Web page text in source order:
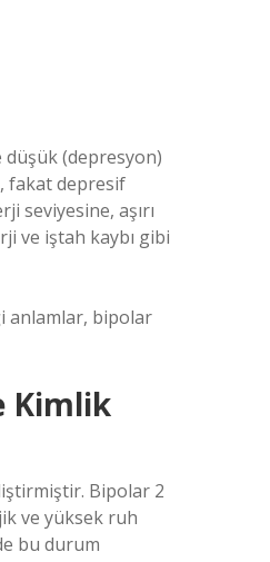
(depresyon)
fakat depresif
seviyesine, aşırı
ve iştah kaybı gibi
anlamlar, bipolar
Kimlik
Bipolar 2
ve yüksek ruh
bu durum